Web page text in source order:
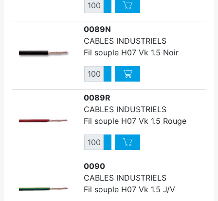
QuantitéAugmenter quantité
Diminuer quantité
0089N
CABLES INDUSTRIELS
Fil souple H07 Vk 1.5 Noir
QuantitéAugmenter quantité
Diminuer quantité
0089R
CABLES INDUSTRIELS
Fil souple H07 Vk 1.5 Rouge
QuantitéAugmenter quantité
Diminuer quantité
0090
CABLES INDUSTRIELS
Fil souple H07 Vk 1.5 J/V